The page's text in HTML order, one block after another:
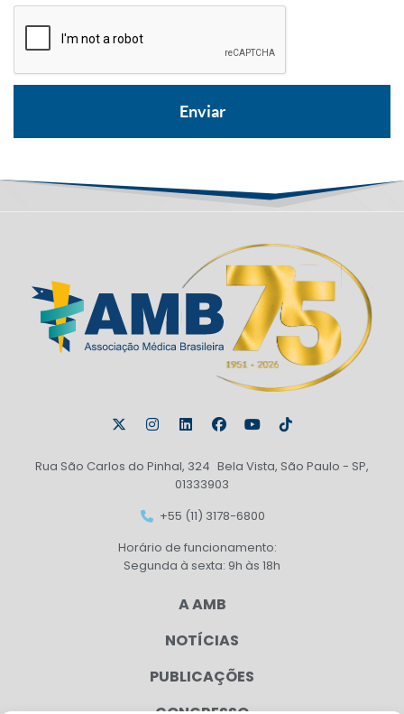
Rua São Carlos do Pinhal, 324 Bela Vista, São Paulo - SP,
01333903
+55 (11) 3178-6800
Horário de funcionamento:
Segunda à sexta: 9h às 18h
A AMB
NOTÍCIAS
PUBLICAÇÕES